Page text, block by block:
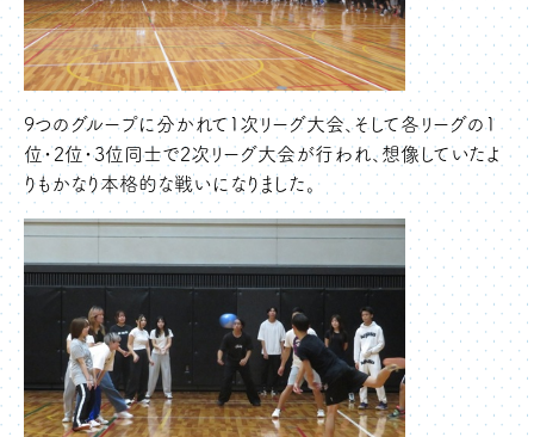
9つのグループに分かれて1次リーグ大会、そして各リーグの1
位・2位・3位同士で2次リーグ大会が行われ、想像していたよ
りもかなり本格的な戦いになりました。